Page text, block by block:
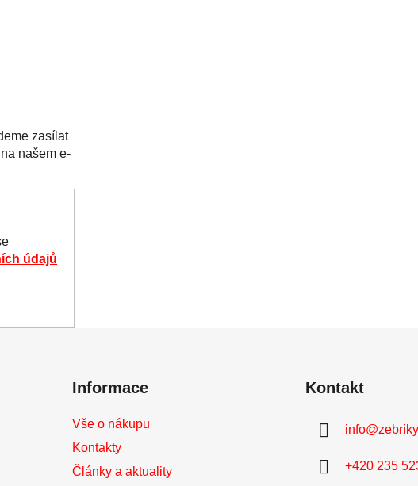
zasílat
našem e-
údajů
Informace
Vše o nákupu
Kontakty
Články a aktuality
Kontakt
info@
+420 235